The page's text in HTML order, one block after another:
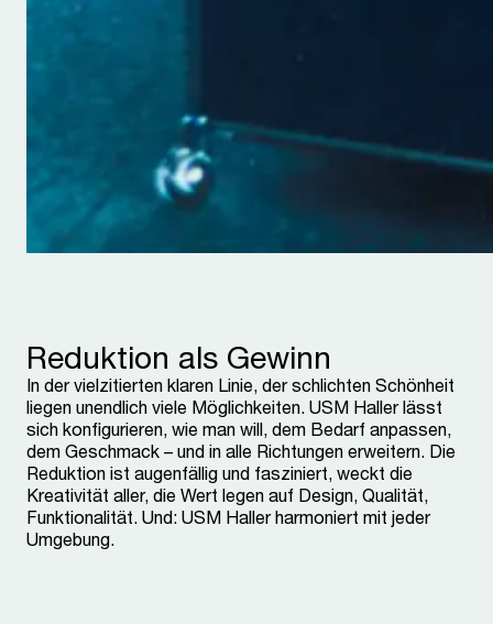
Reduktion als Gewinn
In der vielzitierten klaren Linie, der schlichten Schönheit
liegen unendlich viele Möglichkeiten. USM Haller lässt
sich konfigurieren, wie man will, dem Bedarf anpassen,
dem Geschmack – und in alle Richtungen erweitern. Die
Reduktion ist augenfällig und fasziniert, weckt die
Kreativität aller, die Wert legen auf Design, Qualität,
Funktionalität. Und: USM Haller harmoniert mit jeder
Umgebung.